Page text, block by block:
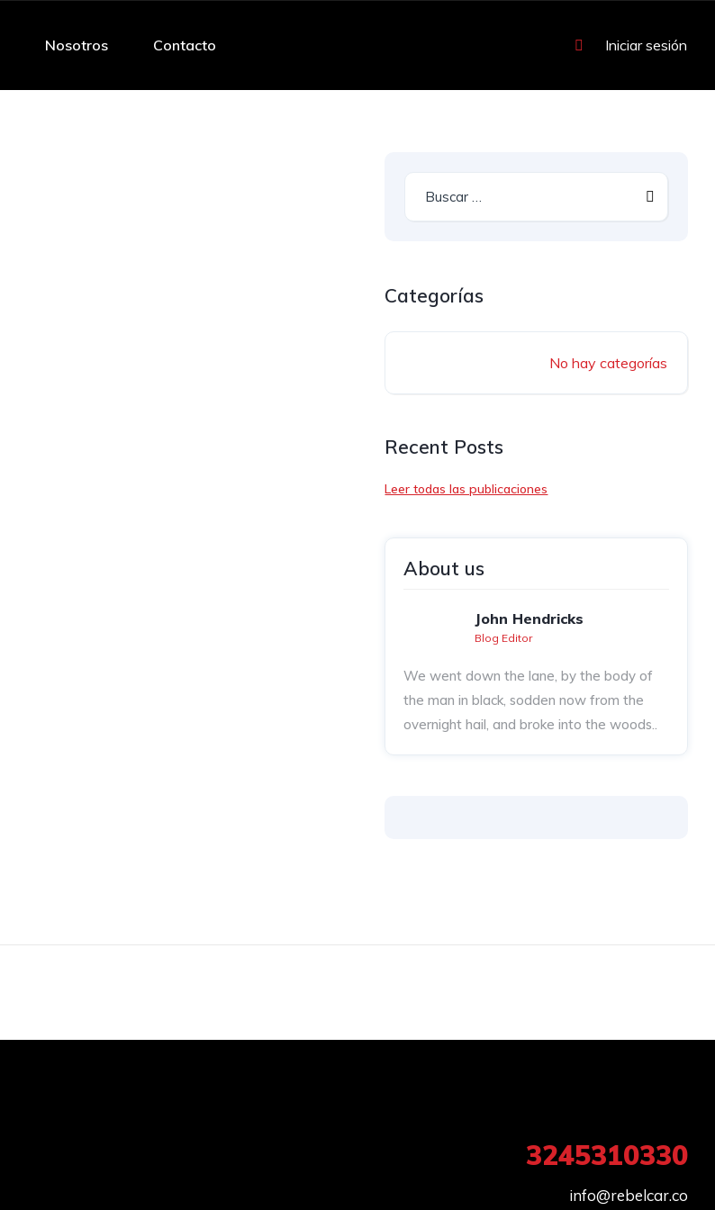
Nosotros Contacto Iniciar sesión
Categorías
No hay categorías
Recent Posts
Leer todas las publicaciones
About us
John Hendricks
Blog Editor
We went down the lane, by the body of
the man in black, sodden now from the
overnight hail, and broke into the woods..
3245310330
info@rebelcar.co